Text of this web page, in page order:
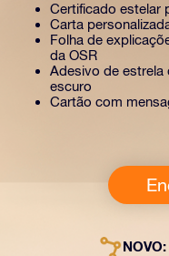
Certificado estelar
Carta
Folha de
da OSR
Adesivo de estrela
escuro
Cartão com
NOVO: